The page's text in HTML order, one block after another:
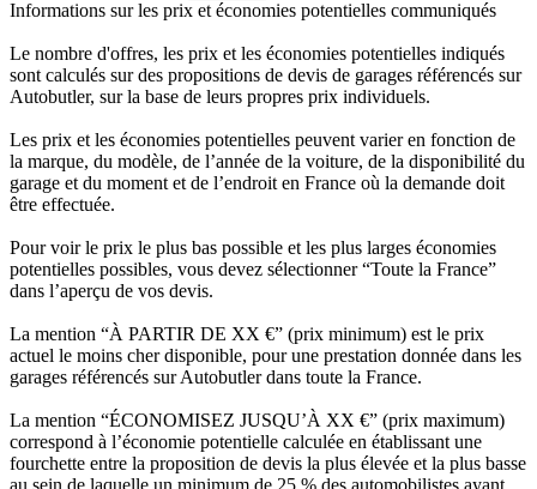
Informations sur les prix et économies potentielles communiqués
Le nombre d'offres, les prix et les économies potentielles indiqués
sont calculés sur des propositions de devis de garages référencés sur
Autobutler, sur la base de leurs propres prix individuels.
Les prix et les économies potentielles peuvent varier en fonction de
la marque, du modèle, de l’année de la voiture, de la disponibilité du
garage et du moment et de l’endroit en France où la demande doit
être effectuée.
Pour voir le prix le plus bas possible et les plus larges économies
potentielles possibles, vous devez sélectionner “Toute la France”
dans l’aperçu de vos devis.
La mention “À PARTIR DE XX €” (prix minimum) est le prix
actuel le moins cher disponible, pour une prestation donnée dans les
garages référencés sur Autobutler dans toute la France.
La mention “ÉCONOMISEZ JUSQU’À XX €” (prix maximum)
correspond à l’économie potentielle calculée en établissant une
fourchette entre la proposition de devis la plus élevée et la plus basse
au sein de laquelle un minimum de 25 % des automobilistes ayant